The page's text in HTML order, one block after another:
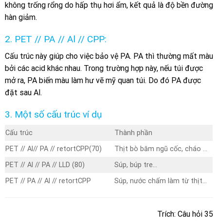
không trống rổng do hấp thụ hơi ẩm, kết quả là độ bền đường
hàn giảm.
2. PET // PA // Al // CPP:
Cấu trúc này giúp cho việc bảo vệ PA. PA thì thường mất màu
bởi các acid khác nhau. Trong trường hợp này, nếu túi được
mở ra, PA biến màu làm hư vẽ mỹ quan túi. Do đó PA được
đặt sau Al.
3. Một số cấu trúc ví dụ
Cấu trúc
Thành phần
PET // Al// PA // retortCPP(70)
Thịt bò băm ngũ cốc, cháo …
PET // Al // PA // LLD (80)
Súp, búp tre…
PET // PA // Al // retortCPP
Súp, nước chấm làm từ thịt…
Trích: Câu hỏi 35